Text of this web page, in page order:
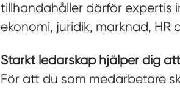
tillhandahåller därför expertis
ekonomi, juridik, marknad, HR
Starkt ledarskap hjälper dig
För att du som medarbetare